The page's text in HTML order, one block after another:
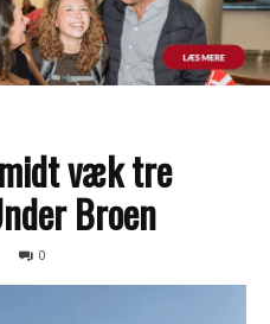
væk tre
Broen
0